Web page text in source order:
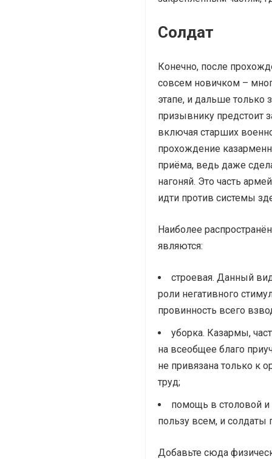
Солдат
Конечно, после
совсем новичком –
этапе, и дальше только
призывнику предстоит
включая старших
прохождение
приёма, ведь даже
нагоняй. Это часть
идти против системы
Наиболее
являются:
строевая. Данный
роли негативного
провинность всего
уборка. Казармы,
на всеобщее благо
не привязана только к
труд;
помощь в столовой и
пользу всем, и солдаты
Добавьте сюда